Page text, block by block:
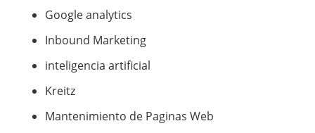
Google analytics
Inbound Marketing
inteligencia artificial
Kreitz
Mantenimiento de Paginas Web